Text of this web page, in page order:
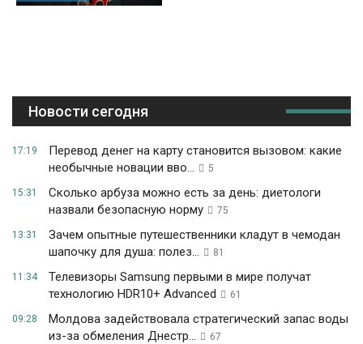
Новости сегодня
17:19
Перевод денег на карту становится вызовом: какие
необычные новации вво...
5
15:31
Сколько арбуза можно есть за день: диетологи
назвали безопасную норму
75
13:31
Зачем опытные путешественники кладут в чемодан
шапочку для душа: полез...
81
11:34
Телевизоры Samsung первыми в мире получат
технологию HDR10+ Advanced
61
09:28
Молдова задействовала стратегический запас воды
из-за обмеления Днестр...
67